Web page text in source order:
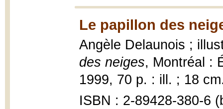
Le papillon des
Angèle Delaunois ;
des neiges, Montréal :
1999, 70 p. : ill. ; 18
ISBN : 2-89428-380-6